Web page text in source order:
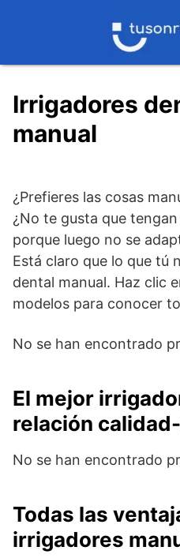
Irrigadores
manual
¿Prefieres las cosas
¿No te gusta que
porque luego no se
Está claro que lo que tú
dental manual. Haz clic
modelos para conocer
No se han encontrado
El mejor
relación
No se han encontrado
Todas las
irrigadores